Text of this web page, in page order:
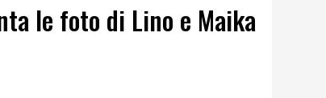
le foto di Lino e Maika